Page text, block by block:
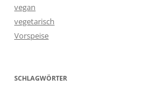
vegan
vegetarisch
Vorspeise
SCHLAGWÖRTER